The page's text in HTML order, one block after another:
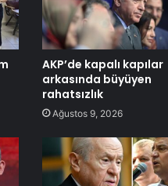
AKP’de kapalı kapılar
arkasında büyüyen
rahatsızlık
Ağustos 9, 2026